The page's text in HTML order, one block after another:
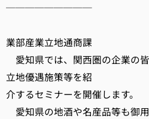
─────────
愛知県経
業部産業立地通商課
愛知県では、関西圏の企業の
立地優遇施策等を紹
介するセミナーを開催します。
愛知県の地酒や名産品等も御